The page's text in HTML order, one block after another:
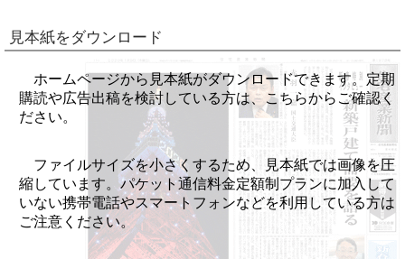
見本紙をダウンロード
ホームページから見本紙がダウンロードできます。定期
購読や広告出稿を検討している方は、こちらからご確認く
ださい。
ファイルサイズを小さくするため、見本紙では画像を圧
縮しています。パケット通信料金定額制プランに加入して
いない携帯電話やスマートフォンなどを利用している方は
ご注意ください。